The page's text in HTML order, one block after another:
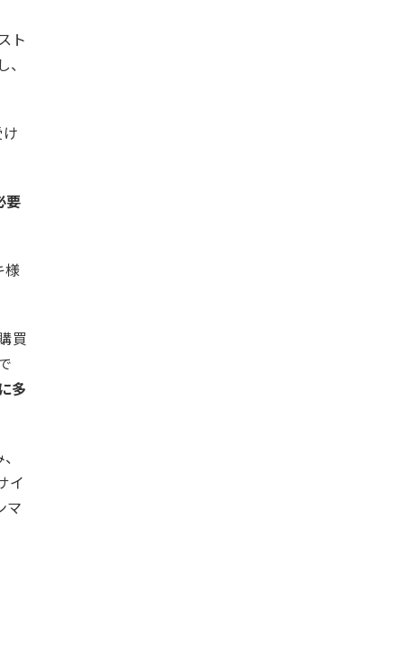
ト
要
様
買
多
イ
マ